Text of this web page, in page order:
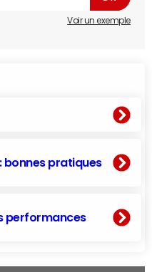
Voir un exemple
bonnes pratiques
performances